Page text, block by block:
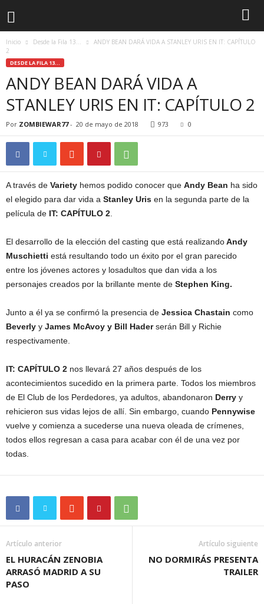
Inicio Desde la Fila 13...
ANDY BEAN DARÁ VIDA A STANLEY URIS EN IT: CAPÍTULO
2
DESDE LA FILA 13...
ANDY BEAN DARÁ VIDA A
STANLEY URIS EN IT: CAPÍTULO 2
Por ZOMBIEWAR77- 20 de mayo de 2018 973 0
A través de Variety hemos podido conocer que Andy Bean ha sido
el elegido para dar vida a Stanley Uris en la segunda parte de la
película de IT: CAPÍTULO 2
El desarrollo de la elección del casting que está realizandoAndy
Muschietti está resultando todo un éxito por el gran parecido
entre los jóvenes actores y losadultos que dan vida a los
personajes creados por la brillante mente de Stephen King.
Junto a él ya se confirmó la presencia de Jessica Chastain como
Beverly y James McAvoy y Bill Haderserán Bill y Richie
respectivamente.
IT: CAPÍTULO 2 nos llevará 27 años después de los
acontecimientos sucedido en la primera parte. Todos los miembros
de El Club de los Perdedores, ya adultos, abandonaron Derry y
rehicieron sus vidas lejos de allí. Sin embargo, cuando Pennywise
vuelve y comienza a sucederse una nueva oleada de crímenes,
todos ellos regresan a casa para acabar con él de una vez por
todas.
Artículo anterior
EL HURACÁN ZENOBIA
ARRASÓ MADRID A SU
PASO
Artículo siguiente
NO DORMIRÁS PRESENTA
TRAILER